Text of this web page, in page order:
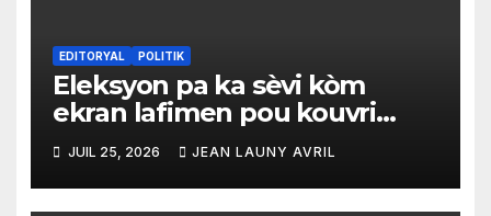
EDITORYAL POLITIK
Eleksyon pa ka sèvi kòm
ekran lafimen pou kouvri
echèk tranzisyon an
JUIL 25, 2026 JEAN LAUNY AVRIL